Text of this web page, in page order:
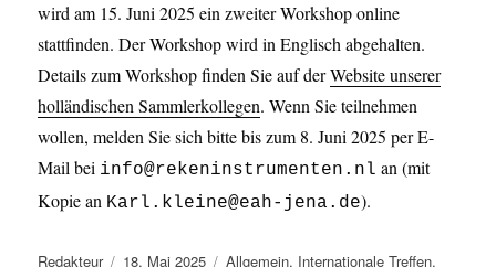
wird am 15. Juni 2025 ein zweiter Workshop online
stattfinden. Der Workshop wird in Englisch abgehalten.
Details zum Workshop finden Sie auf derWebsite unserer
holländischen Sammlerkollegen. Wenn Sie teilnehmen
wollen, melden Sie sich bitte bis zum 8. Juni 2025 per E-
Mail bei info@rekeninstrumenten.nl an (mit
Kopie an Karl.kleine@eah-jena.de).
Autor
Redakteur
Veröffentlicht
18. Mai 2025 Kategorien
Allgemein, Internationale Treffen,